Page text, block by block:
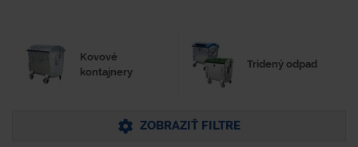
Kovové
kontajnery
Tridený odpad
ZOBRAZIŤ FILTRE